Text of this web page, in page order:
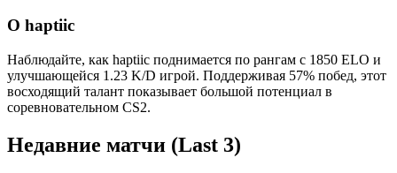
О haptiic
Наблюдайте, как haptiic поднимается по рангам с 1850 ELO и
улучшающейся 1.23 K/D игрой. Поддерживая 57% побед, этот
восходящий талант показывает большой потенциал в
соревновательном CS2.
Недавние матчи (Last 3)